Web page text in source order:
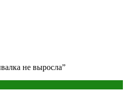
не выросла”